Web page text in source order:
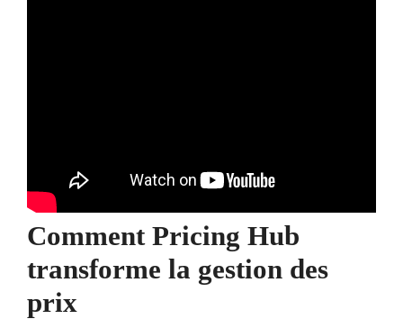
Comment Pricing Hub
transforme la gestion des
prix